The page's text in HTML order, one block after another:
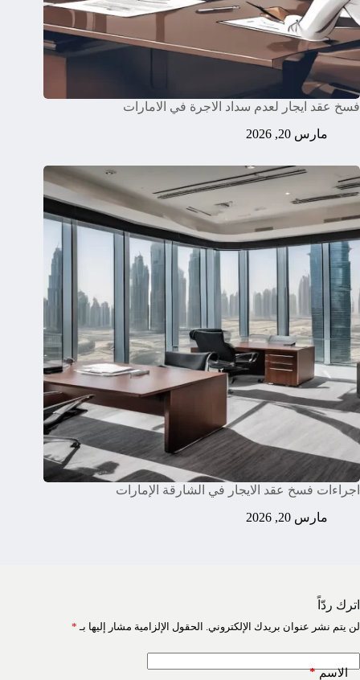
فسخ عقد ايجار لعدم سداد الاجرة في الامارات
مارس 20, 2026
اجراءات فسخ عقد الايجار في الشارقة الإمارات
مارس 20, 2026
اترك ردّاً
لن يتم نشر عنوان بريدك الإلكتروني. الحقول الإلزامية مشار إليها بـ *
الاسم*